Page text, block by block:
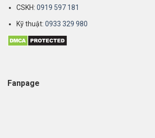
CSKH: 0919 597 181
Kỹ thuật:0933 329 980
Fanpage